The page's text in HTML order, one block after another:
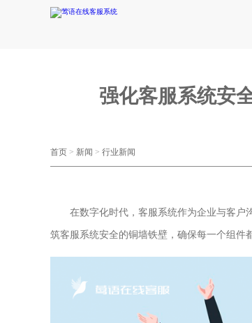
强化客服系统安
首页 > 新闻 > 行业新闻
在数字化时代，客服系统作为企业与客户沟
筑客服系统安全的铜墙铁壁，确保每一个组件